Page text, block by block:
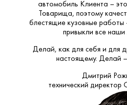
автомобиль Клиента –
Товарища, поэтому
блестящие кузовные работы
привыкли все наши
Делай, как для себя и для
настоящему. Делай
Дмитрий
технический